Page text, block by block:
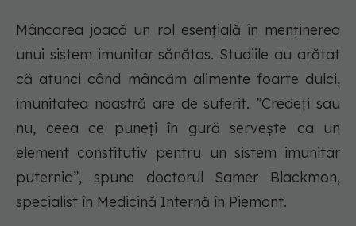
Mâncarea joacă un rol esențială în menținerea
unui sistem imunitar sănătos. Studiile au arătat
că atunci când mâncăm alimente foarte dulci,
imunitatea noastră are de suferit. ”Credeți sau
nu, ceea ce puneți în gură servește ca un
element constitutiv pentru un sistem imunitar
puternic”, spune doctorul Samer Blackmon,
specialist în Medicină Internă în Piemont.